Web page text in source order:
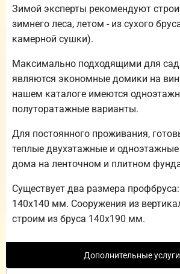
Зимой эксперты рекомендуют
зимнего леса, летом - из сухого
камерной сушки).
Максимально подходящими для
являются экономные домики на
нашем каталоге имеются
полуторатажные варианты.
Для постоянного проживания,
теплые двухэтажные и
дома на ленточном и плитном
Существует два размера
140х140 мм. Сооружения из
строим из бруса 140х190 мм.
Дополнительные услуги